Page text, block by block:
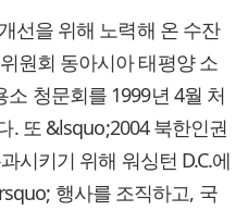
선을 위해 노력해 온 수잔
원회 동아시아 태평양 소
청문회를 1999년 4월 처
. 또 &lsquo;2004 북한인권
시키기 위해 워싱턴 D.C.에
행사를 조직하고, 국